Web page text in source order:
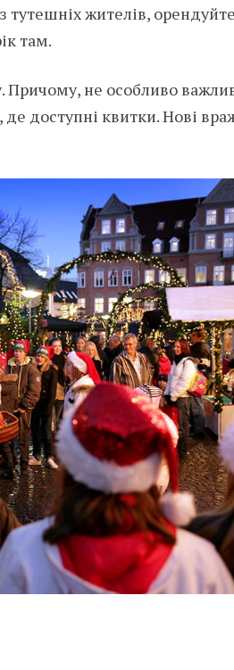
тутешніх жителів, орендуйте
там.
Причому, не особливо
доступні квитки. Нові